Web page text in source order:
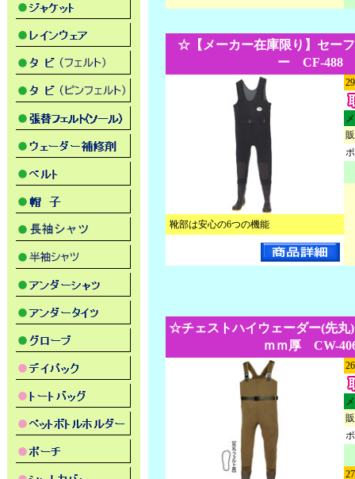
☆【メーカー在庫限り】セー
ー CF-488
靴部は安心の6つの機能
☆チェストハイウェーダー(先
ｍｍ厚 CW-